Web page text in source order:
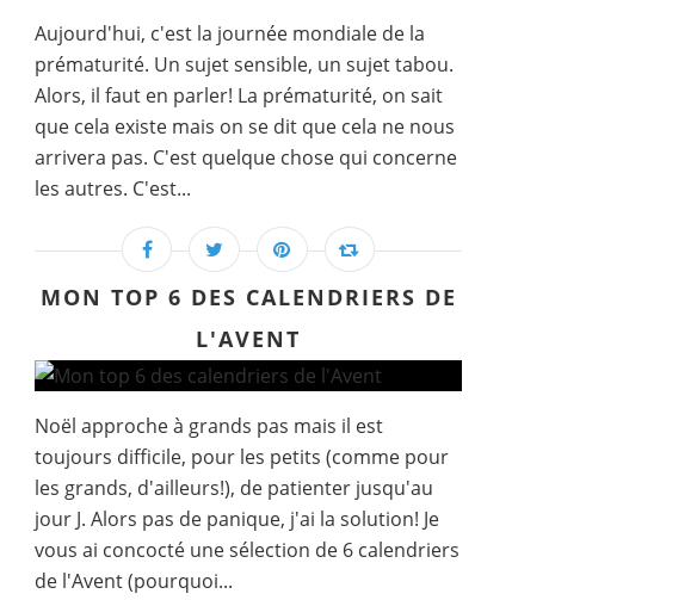
Aujourd'hui, c'est la journée mondiale de la
prématurité. Un sujet sensible, un sujet tabou.
Alors, il faut en parler! La prématurité, on sait
que cela existe mais on se dit que cela ne nous
arrivera pas. C'est quelque chose qui concerne
les autres. C'est...
MON TOP 6 DES CALENDRIERS DE
L'AVENT
Noël approche à grands pas mais il est
toujours difficile, pour les petits (comme pour
les grands, d'ailleurs!), de patienter jusqu'au
jour J. Alors pas de panique, j'ai la solution! Je
vous ai concocté une sélection de 6 calendriers
de l'Avent (pourquoi...